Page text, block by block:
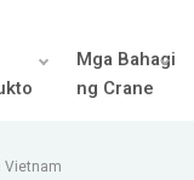
Mga Bahagi
ng Crane
Vietnam